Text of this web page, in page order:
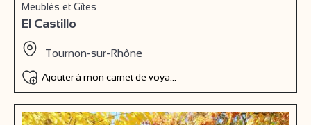
Meublés et Gîtes
El Castillo
Tournon-sur-Rhône
Ajouter à mon carnet de voyage